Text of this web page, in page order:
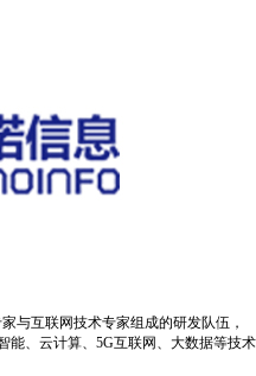
与互联网技术专家组成的研发队伍，
能、云计算、5G互联网、大数据等技术